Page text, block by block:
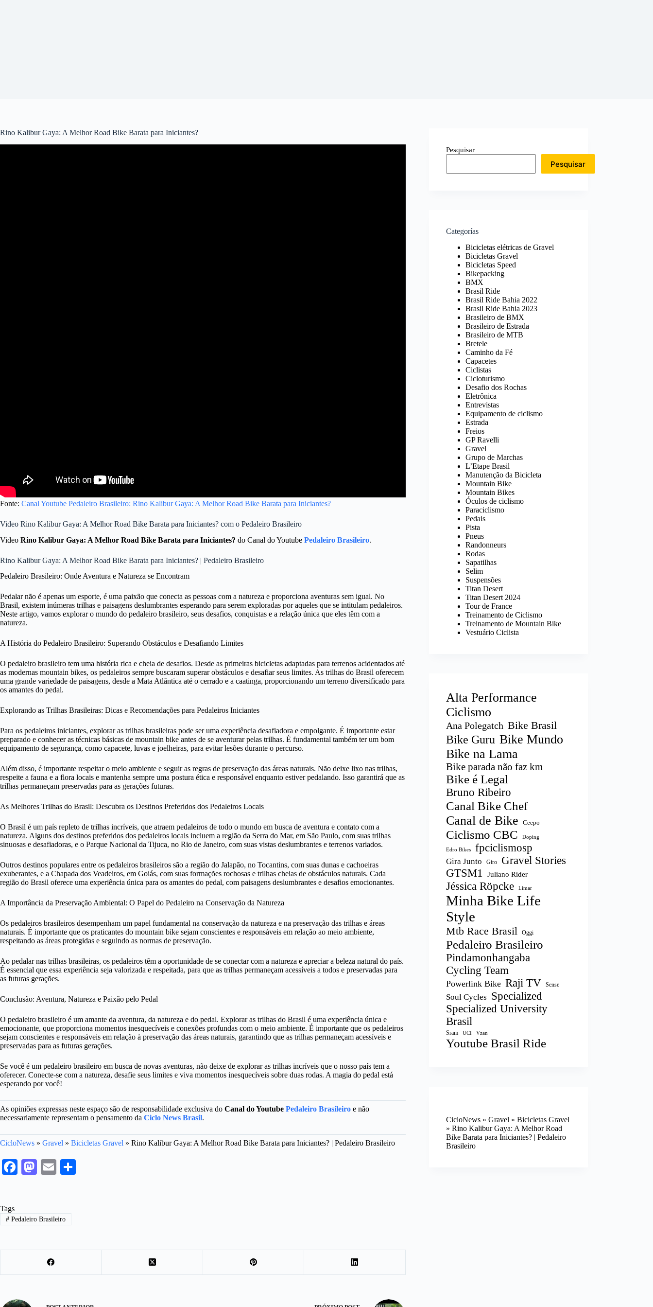
Rino Kalibur Gaya: A Melhor Road Bike Barata para Iniciantes?
Fonte: Canal Youtube Pedaleiro Brasileiro: Rino Kalibur Gaya: A Melhor Road Bike Barata para Iniciantes?
Video Rino Kalibur Gaya: A Melhor Road Bike Barata para Iniciantes? com o Pedaleiro Brasileiro
Video Rino Kalibur Gaya: A Melhor Road Bike Barata para Iniciantes? do Canal do Youtube Pedaleiro Brasileiro.
Rino Kalibur Gaya: A Melhor Road Bike Barata para Iniciantes? | Pedaleiro Brasileiro
Pedaleiro Brasileiro: Onde Aventura e Natureza se Encontram
Pedalar não é apenas um esporte, é uma paixão que conecta as pessoas com a natureza e proporciona aventuras sem igual. No
Brasil, existem inúmeras trilhas e paisagens deslumbrantes esperando para serem exploradas por aqueles que se intitulam pedaleiros.
Neste artigo, vamos explorar o mundo do pedaleiro brasileiro, seus desafios, conquistas e a relação única que eles têm com a
natureza.
A História do Pedaleiro Brasileiro: Superando Obstáculos e Desafiando Limites
O pedaleiro brasileiro tem uma história rica e cheia de desafios. Desde as primeiras bicicletas adaptadas para terrenos acidentados até
as modernas mountain bikes, os pedaleiros sempre buscaram superar obstáculos e desafiar seus limites. As trilhas do Brasil oferecem
uma grande variedade de paisagens, desde a Mata Atlântica até o cerrado e a caatinga, proporcionando um terreno diversificado para
os amantes do pedal.
Explorando as Trilhas Brasileiras: Dicas e Recomendações para Pedaleiros Iniciantes
Para os pedaleiros iniciantes, explorar as trilhas brasileiras pode ser uma experiência desafiadora e empolgante. É importante estar
preparado e conhecer as técnicas básicas de mountain bike antes de se aventurar pelas trilhas. É fundamental também ter um bom
equipamento de segurança, como capacete, luvas e joelheiras, para evitar lesões durante o percurso.
Além disso, é importante respeitar o meio ambiente e seguir as regras de preservação das áreas naturais. Não deixe lixo nas trilhas,
respeite a fauna e a flora locais e mantenha sempre uma postura ética e responsável enquanto estiver pedalando. Isso garantirá que as
trilhas permaneçam preservadas para as gerações futuras.
As Melhores Trilhas do Brasil: Descubra os Destinos Preferidos dos Pedaleiros Locais
O Brasil é um país repleto de trilhas incríveis, que atraem pedaleiros de todo o mundo em busca de aventura e contato com a
natureza. Alguns dos destinos preferidos dos pedaleiros locais incluem a região da Serra do Mar, em São Paulo, com suas trilhas
sinuosas e desafiadoras, e o Parque Nacional da Tijuca, no Rio de Janeiro, com suas vistas deslumbrantes e terrenos variados.
Outros destinos populares entre os pedaleiros brasileiros são a região do Jalapão, no Tocantins, com suas dunas e cachoeiras
exuberantes, e a Chapada dos Veadeiros, em Goiás, com suas formações rochosas e trilhas cheias de obstáculos naturais. Cada
região do Brasil oferece uma experiência única para os amantes do pedal, com paisagens deslumbrantes e desafios emocionantes.
A Importância da Preservação Ambiental: O Papel do Pedaleiro na Conservação da Natureza
Os pedaleiros brasileiros desempenham um papel fundamental na conservação da natureza e na preservação das trilhas e áreas
naturais. É importante que os praticantes do mountain bike sejam conscientes e responsáveis em relação ao meio ambiente,
respeitando as áreas protegidas e seguindo as normas de preservação.
Ao pedalar nas trilhas brasileiras, os pedaleiros têm a oportunidade de se conectar com a natureza e apreciar a beleza natural do país.
É essencial que essa experiência seja valorizada e respeitada, para que as trilhas permaneçam acessíveis a todos e preservadas para
as futuras gerações.
Conclusão: Aventura, Natureza e Paixão pelo Pedal
O pedaleiro brasileiro é um amante da aventura, da natureza e do pedal. Explorar as trilhas do Brasil é uma experiência única e
emocionante, que proporciona momentos inesquecíveis e conexões profundas com o meio ambiente. É importante que os pedaleiros
sejam conscientes e responsáveis em relação à preservação das áreas naturais, garantindo que as trilhas permaneçam acessíveis e
preservadas para as futuras gerações.
Se você é um pedaleiro brasileiro em busca de novas aventuras, não deixe de explorar as trilhas incríveis que o nosso país tem a
oferecer. Conecte-se com a natureza, desafie seus limites e viva momentos inesquecíveis sobre duas rodas. A magia do pedal está
esperando por você!
As opiniões expressas neste espaço são de responsabilidade exclusiva do Canal do Youtube Pedaleiro Brasileiro e não
necessariamente representam o pensamento da Ciclo News Brasil.
CicloNews » Gravel » Bicicletas Gravel » Rino Kalibur Gaya: A Melhor Road Bike Barata para Iniciantes? | Pedaleiro Brasileiro
Fa
ok
M
do
n
E
Tags
#Pedaleiro Brasileiro
Pesquisar
Pesquisar
Categorías
Bicicletas elétricas de Gravel
Bicicletas Gravel
Bicicletas Speed
Bikepacking
BMX
Brasil Ride
Brasil Ride Bahia 2022
Brasil Ride Bahia 2023
Brasileiro de BMX
Brasileiro de Estrada
Brasileiro de MTB
Bretele
Caminho da Fé
Capacetes
Ciclistas
Cicloturismo
Desafio dos Rochas
Eletrônica
Entrevistas
Equipamento de ciclismo
Estrada
Freios
GP Ravelli
Gravel
Grupo de Marchas
L’Etape Brasil
Manutenção da Bicicleta
Mountain Bike
Mountain Bikes
Óculos de ciclismo
Paraciclismo
Pedais
Pista
Pneus
Randonneurs
Rodas
Sapatilhas
Selim
Suspensões
Titan Desert
Titan Desert 2024
Tour de France
Treinamento de Ciclismo
Treinamento de Mountain Bike
Vestuário Ciclista
Alta Performance
Ciclismo
Ana Polegatch Bike Brasil
Bike Guru Bike Mundo
Bike na Lama
Bike parada não faz km
Bike é Legal
Bruno Ribeiro
Canal Bike Chef
Canal de Bike Ceepo
Ciclismo CBC Doping
Edro Bikes fpciclismosp
Gira Junto Giro
Gravel Stories
GTSM1
Juliano Rider
Jéssica Röpcke Limar
Minha Bike Life
Style
Mtb Race Brasil Oggi
Pedaleiro Brasileiro
Pindamonhangaba
Cycling Team
Powerlink Bike Raji TV Sense
Soul Cycles Specialized
Specialized University
Brasil
Sram UCI Vzan
Youtube Brasil Ride
CicloNews »Gravel »Bicicletas Gravel
»Rino Kalibur Gaya: A Melhor Road
Bike Barata para Iniciantes? | Pedaleiro
Brasileiro